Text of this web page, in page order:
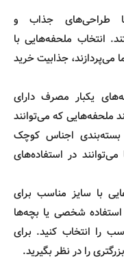
طراحی‌های جذاب و
انتخاب ملحفه‌هایی با
جذابیت خرید
یکبار مصرف دارای
ملحفه‌هایی که می‌توانند
بسته‌بندی اجناس کوچک
در استفاده‌های
با سایز مناسب برای
شخصی یا بچه‌ها
را انتخاب کنید. برای
را در نظر بگیرید.